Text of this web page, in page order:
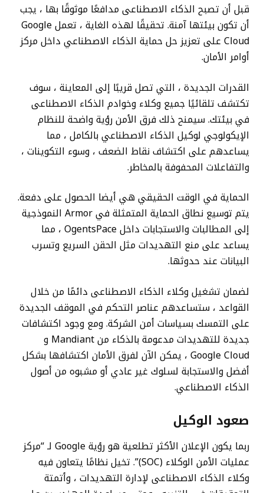
قبل أن تصبح الذكاء الاصطناعى مدافعًا موثوقًا بها ، يجب
أن تكون بيئتها آمنة. تحقيقًا لهذه الغاية ، تعمل Google
Cloud على تعزيز حل حماية الذكاء الاصطناعي داخل مركز
أوامر الأمان.
القدرات الجديدة ، التي تصل قريبًا إلى المعاينة ، سوف
تكتشف تلقائيًا جميع وكلاء وخوادم الذكاء الاصطناعى
في بيئتك. سيمنح ذلك فرق الأمن رؤية واضحة للنظام
الإيكولوجي لوكيل الذكاء الاصطناعي بالكامل ، مما
يساعدهم على اكتشاف نقاط الضعف ، وسوء التكوينات ،
والتفاعلات المحفوفة بالمخاطر.
الحماية في الوقت الحقيقي هي أيضا الحصول على دفعة.
يتم توسيع نطاق الحماية المتمثلة في Armor النموذجية
إلى المطالبات والاستجابات داخل OgentsPace ، مما
يساعد على منع التهديدات مثل الحقن السريع وتسرب
البيانات عند حدوثها.
لضمان تشغيل وكلاء الذكاء الاصطناعى دائمًا من خلال
القواعد ، ستساعدهم عناصر التحكم في الموقف الجديدة
على التمسك بسياسات أمن الشركة. ومع وجود اكتشافات
جديدة للتهديدات مدعومة بالذكاء من Mandiant و
Google Cloud ، يمكن الآن لفرق الأمان اكتشافها بشكل
أفضل والاستجابة لسلوك غير عادي أو مشبوه من أصول
الذكاء الاصطناعي.
صعود الوكيل
ربما يكون الإعلان الأكثر تطلعية هو رؤية Google لـ “مركز
عمليات الأمن الوكلاء (SOC)”. تخيل نظامًا يتعاون فيه
وكلاء الذكاء الاصطناعى لإدارة التهديدات ، وأتمتة